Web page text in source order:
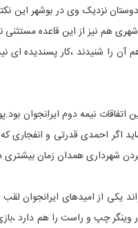
نزدیک وی در بوشهر این
هم نیز از این قاعده مستثنی
آن را شنیدند ،کار پسندیده
نیمه دوم ایرانجوان
اگر احمدی قدرتی و انفجاری که
شهرداری همدان زمان
از امیدهای ایرانجوان
وینگر چپ و راست را هم دارد